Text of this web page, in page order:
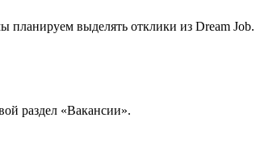
планируем выделять отклики из Dream Job.
раздел «Вакансии».